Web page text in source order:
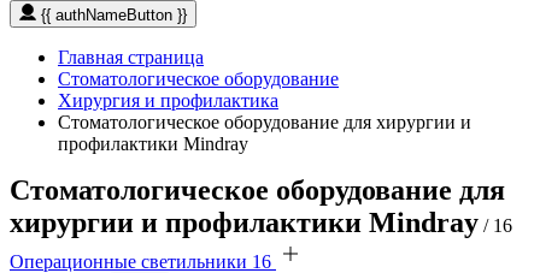
{{ authNameButton }}
Главная страница
Стоматологическое оборудование
Хирургия и профилактика
Стоматологическое оборудование для хирургии и
профилактики Mindray
Стоматологическое оборудование для
хирургии и профилактики Mindray / 16
Операционные светильники 16